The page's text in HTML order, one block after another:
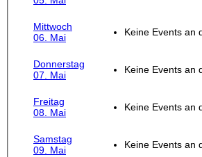
Mittwoch
06. Mai
Keine Events an
Donnerstag
07. Mai
Keine Events an
Freitag
08. Mai
Keine Events an
Samstag
09. Mai
Keine Events an